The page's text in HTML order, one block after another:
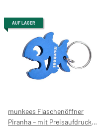
AUF LAGER
munkees Flaschenöffner
Piranha – mit Preisaufdruck